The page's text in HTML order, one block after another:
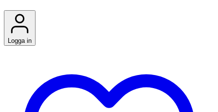
Logga in